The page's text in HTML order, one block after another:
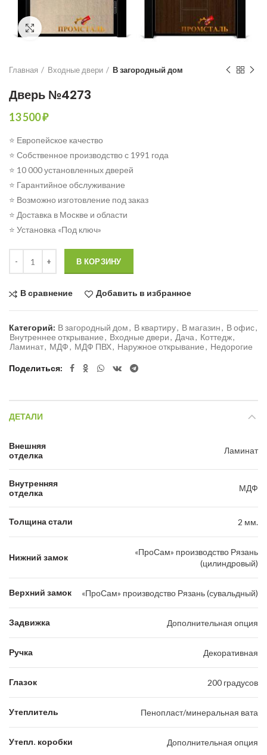
Click to enlarge
Главная Входные двери В загородный дом
Дверь №4273
13 500₽
⭐ Европейское качество
⭐ Собственное производство с 1991 года
⭐ 10 000 установленных дверей
⭐ Гарантийное обслуживание
⭐ Возможно изготовление под заказ
⭐ Доставка в Москве и области
⭐ Установка «Под ключ»
В КОРЗИНУ
В сравнение Добавить в избранное
Категорий: В загородный дом, В квартиру, В магазин, В офис,
Внутреннее открывание, Входные двери, Дача, Коттедж,
Ламинат, МДФ, МДФ ПВХ, Наружное открывание, Недорогие
Поделиться
ДЕТАЛИ
Внешняя
отделка
Ламинат
Внутренняя
отделка
МДФ
Толщина стали 2 мм.
Нижний замок
«ПроСам» производство Рязань
(цилиндровый)
Верхний замок «ПроСам» производство Рязань (сувальдный)
Задвижка Дополнительная опция
Ручка Декоративная
Глазок 200 градусов
Утеплитель Пенопласт/минеральная вата
Утепл. коробки Дополнительная опция